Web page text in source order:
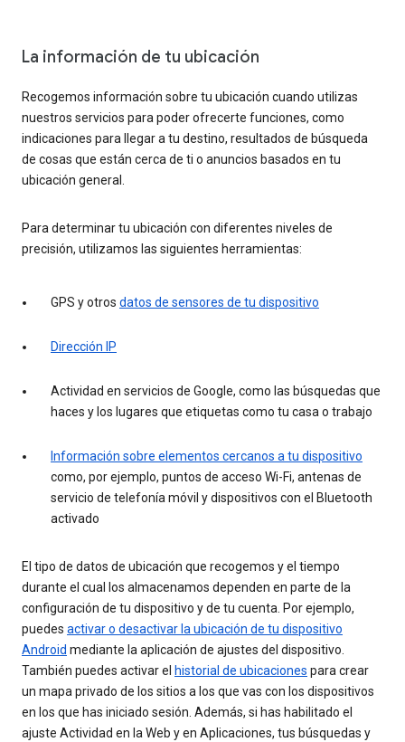
La información de tu ubicación
Recogemos información sobre tu ubicación cuando utilizas
nuestros servicios para poder ofrecerte funciones, como
indicaciones para llegar a tu destino, resultados de búsqueda
de cosas que están cerca de ti o anuncios basados en tu
ubicación general.
Para determinar tu ubicación con diferentes niveles de
precisión, utilizamos las siguientes herramientas:
GPS y otros datos de sensores de tu dispositivo
Dirección IP
Actividad en servicios de Google, como las búsquedas que
haces y los lugares que etiquetas como tu casa o trabajo
Información sobre elementos cercanos a tu dispositivo
como, por ejemplo, puntos de acceso Wi-Fi, antenas de
servicio de telefonía móvil y dispositivos con el Bluetooth
activado
El tipo de datos de ubicación que recogemos y el tiempo
durante el cual los almacenamos dependen en parte de la
configuración de tu dispositivo y de tu cuenta. Por ejemplo,
puedes activar o desactivar la ubicación de tu dispositivo
Android mediante la aplicación de ajustes del dispositivo.
También puedes activar el historial de ubicaciones para crear
un mapa privado de los sitios a los que vas con los dispositivos
en los que has iniciado sesión. Además, si has habilitado el
ajuste Actividad en la Web y en Aplicaciones, tus búsquedas y